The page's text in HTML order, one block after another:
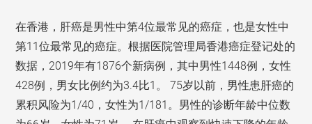
在香港，肝癌是男性中第4位最常见的癌症，也是女性中
第11位最常见的癌症。根据医院管理局香港癌症登记处的
数据，2019年有1876个新病例，其中男性1448例，女性
428例，男女比例约为3.4比1。 75岁以前，男性患肝癌的
累积风险为1/40，女性为1/181。男性的诊断年龄中位数